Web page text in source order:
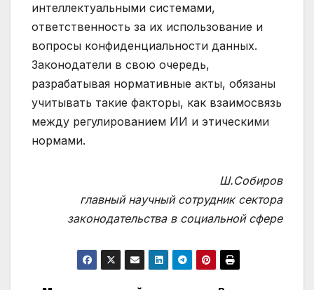
интеллектуальными системами,
ответственность за их использование и
вопросы конфиденциальности данных.
Законодатели в свою очередь,
разрабатывая нормативные акты, обязаны
учитывать такие факторы, как взаимосвязь
между регулированием ИИ и этическими
нормами.
Ш.Собиров
главный научный сотрудник сектора
законодательства в социальной сфере